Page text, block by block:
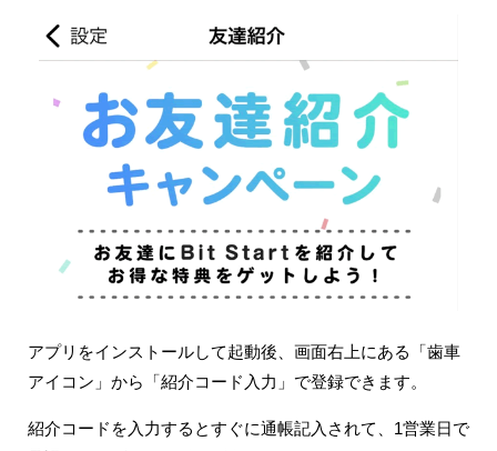
アプリをインストールして起動後、画面右上にある「歯車
アイコン」から「紹介コード入力」で登録できます。
紹介コードを入力するとすぐに通帳記入されて、1営業日で